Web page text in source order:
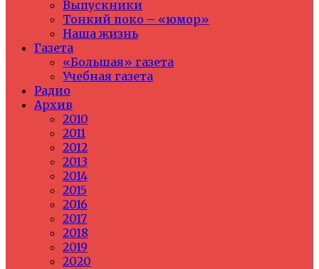
Выпускники
Тонкий поко – «юмор»
Наша жизнь
Газета
«Большая» газета
Учебная газета
Радио
Архив
2010
2011
2012
2013
2014
2015
2016
2017
2018
2019
2020